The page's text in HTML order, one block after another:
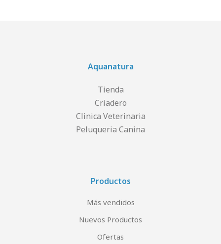
Aquanatura
Tienda
Criadero
Clinica Veterinaria
Peluqueria Canina
Productos
Más vendidos
Nuevos Productos
Ofertas